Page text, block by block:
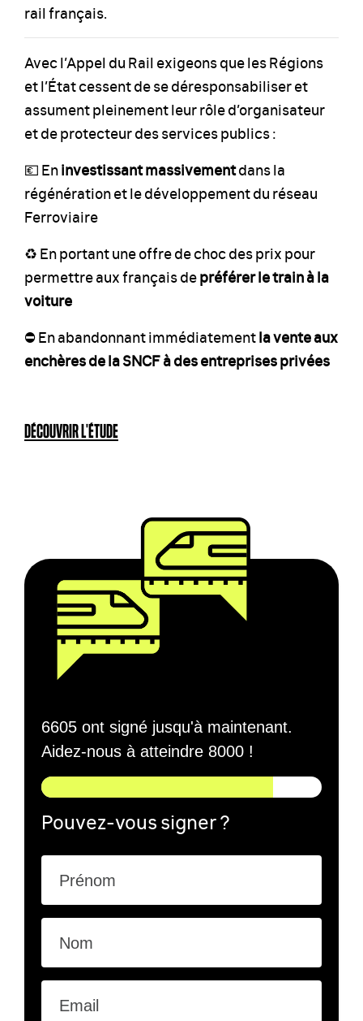
rail français.
Avec l’Appel du Rail exigeons que les Régions
et l’État cessent de se déresponsabiliser et
assument pleinement leur rôle d’organisateur
et de protecteur des services publics :
💶 Eninvestissant massivementdans la
régénération et le développement du réseau
Ferroviaire
♻️ En portant une offre de choc des prix pour
permettre aux français depréférer le train à la
voiture
⛔️ En abandonnant immédiatementla vente aux
enchères de la SNCF à des entreprises privées
DÉCOUVRIR L'ÉTUDE
6605 ont signé jusqu'à maintenant.
Aidez-nous à atteindre 8000 !
Pouvez-vous signer ?
Prénom
Nom
Email